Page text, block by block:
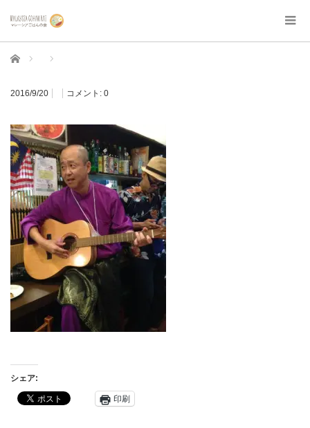
ホーム
2016/9/20 コメント: 0
シェア:
印刷